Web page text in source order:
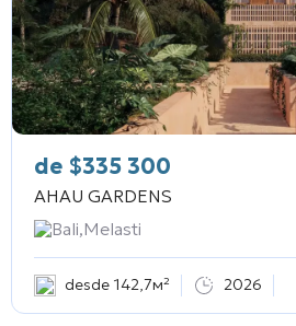
de $335 300
AHAU GARDENS
Bali,Melasti
desde 142,7м² 2026